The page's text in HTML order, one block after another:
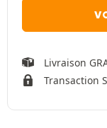
Livraison
Transaction